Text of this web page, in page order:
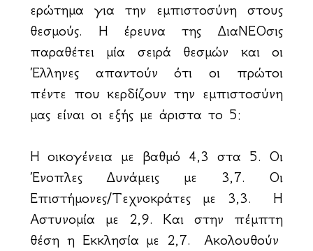
ερώτημα για την εμπιστοσύνη στους
θεσμούς. Η έρευνα της ΔιαΝΕΟσις
παραθέτει μία σειρά θεσμών και οι
Έλληνες απαντούν ότι οι πρώτοι
πέντε που κερδίζουν την εμπιστοσύνη
μας είναι οι εξής με άριστα το 5:
Η οικογένεια με βαθμό 4,3 στα 5. Οι
Ένοπλες Δυνάμεις με 3,7. Οι
Επιστήμονες/Τεχνοκράτες με 3,3. Η
Αστυνομία με 2,9. Και στην πέμπτη
θέση η Εκκλησία με 2,7. Ακολουθούν